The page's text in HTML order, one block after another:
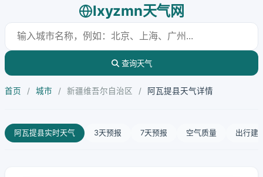
lxyzmn天气网
查询天气
首页 / 城市 / 新疆维吾尔自治区 / 阿瓦提县天气详情
阿瓦提县实时天气 3天预报 7天预报 空气质量 出行建